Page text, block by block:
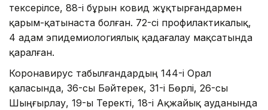
тексерілсе, 88-і бұрын ковид жұқтырғандармен
қарым-қатынаста болған. 72-сі профилактикалық,
4 адам эпидемиологиялық қадағалау мақсатында
қаралған.
Коронавирус табылғандардың 144-і Орал
қаласында, 36-сы Бәйтерек, 31-і Бөрлі, 26-сы
Шыңғырлау, 19-ы Теректі, 18-і Ақжайық ауданында